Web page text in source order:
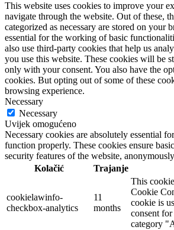
This website uses cookies to improve your
navigate through the website. Out of these,
categorized as necessary are stored on your
essential for the working of basic
also use third-party cookies that help us
you use this website. These cookies will be
only with your consent. You also have the
cookies. But opting out of some of these
browsing experience.
Necessary
Necessary
Uvijek omogućeno
Necessary cookies are absolutely essential
function properly. These cookies ensure
security features of the website,
Kolačić
Trajanje
cookielawinfo-
checkbox-analytics
11
months
This
Cookie
cookie is
consent
category